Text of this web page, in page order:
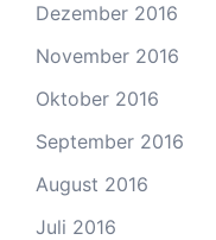
Dezember 2016
November 2016
Oktober 2016
September 2016
August 2016
Juli 2016